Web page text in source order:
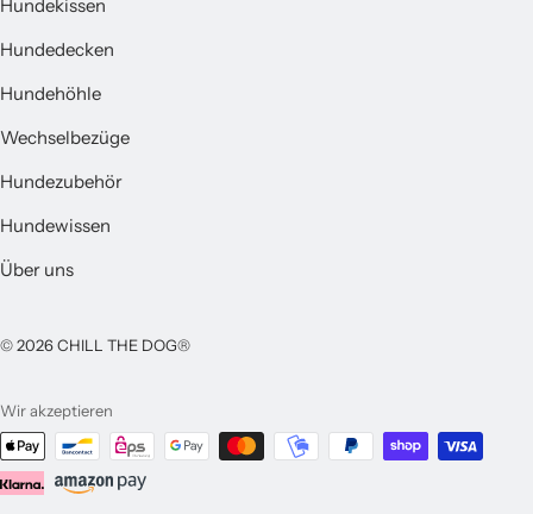
Hundekissen
Hundedecken
Hundehöhle
Wechselbezüge
Hundezubehör
Hundewissen
Über uns
© 2026 CHILL THE DOG®
Wir akzeptieren